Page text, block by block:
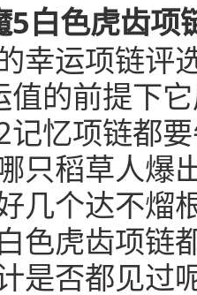
5白色虎齿项
幸运项链评
值的前提下
记忆项链都
只稻草人爆
几个达不熘
色虎齿项链
是否都见过